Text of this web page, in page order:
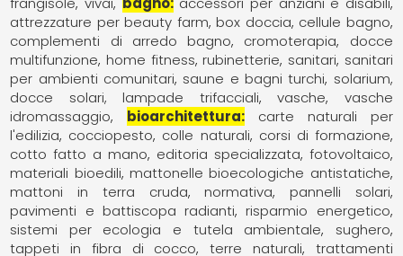
attrezzature per beauty farm box doccia cellule bagno
complementi di arredo bagno
cromoterapia
docce
multifunzione home fitness rubinetterie sanitari sanitari
per ambienti comunitari saune e bagni turchi solarium,
docce solari, lampade trifacciali
vasche
vasche
idromassaggio
bioarchitettura
carte naturali per
l'edilizia cocciopesto colle naturali corsi di formazione
cotto fatto a mano editoria specializzata fotovoltaico
materiali bioedili mattonelle bioecologiche antistatiche
mattoni in terra cruda
normativa
pannelli solari
pavimenti e battiscopa radianti risparmio energetico
sistemi per ecologia e tutela ambientale
sughero
tappeti in fibra di cocco
terre naturali
trattamenti